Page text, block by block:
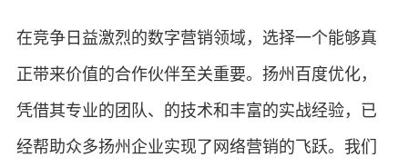
在竞争日益激烈的数字营销领域，选择一个能够真
正带来价值的合作伙伴至关重要。扬州百度优化，
凭借其专业的团队、的技术和丰富的实战经验，已
经帮助众多扬州企业实现了网络营销的飞跃。我们